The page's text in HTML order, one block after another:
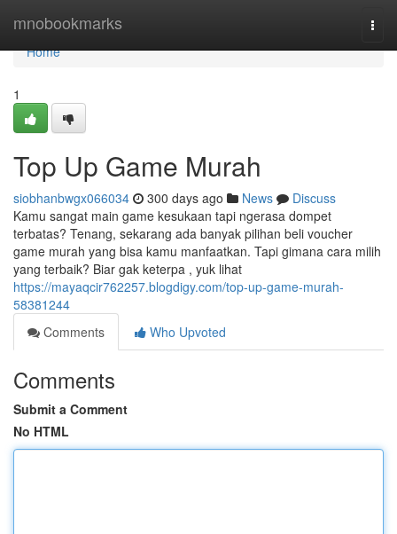
mnobookmarks
Home
Home
1
Top Up Game Murah
siobhanbwgx066034 300 days ago News
Discuss
Kamu sangat main game kesukaan tapi ngerasa dompet
terbatas? Tenang, sekarang ada banyak pilihan beli voucher
game murah yang bisa kamu manfaatkan. Tapi gimana cara milih
yang terbaik? Biar gak keterpa , yuk lihat
https://mayaqcir762257.blogdigy.com/top-up-game-murah-
58381244
Comments
Who Upvoted
Comments
Submit a Comment
No HTML